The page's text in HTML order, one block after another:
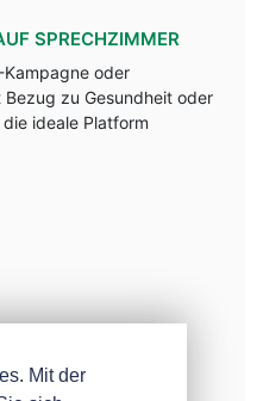
SPRECHZIMMER
oder
zu Gesundheit oder
ideale Platform
Mit der